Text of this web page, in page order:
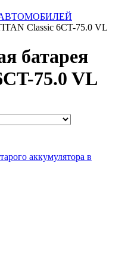
Classic 6CT-75.0 VL
батарея
75.0 VL
аккумулятора в